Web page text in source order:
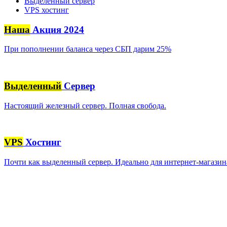
VPS хостинг
Наша Акция 2024
При пополнении баланса через СБП дарим 25%
Выделенный Сервер
Настоящий железный сервер. Полная свобода.
VPS Хостинг
Почти как выделенный сервер. Идеально для интернет-